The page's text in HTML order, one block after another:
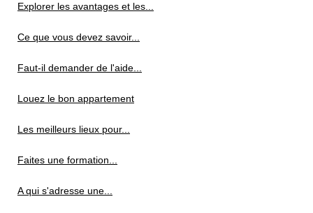
Explorer les avantages et les...
Ce que vous devez savoir...
Faut-il demander de l'aide...
Louez le bon appartement
Les meilleurs lieux pour...
Faites une formation...
A qui s'adresse une...